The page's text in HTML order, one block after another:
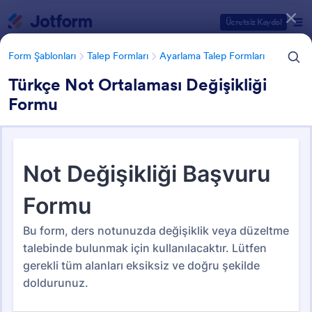
Ücretsiz Kaydol
Form Şablonları Talep Formları Ayarlama Talep Formları
Türkçe Not Ortalaması Değişikliği
Formu
Ayarlama Talep Formları
20 Şablon
Form Şablonu Kategorileri